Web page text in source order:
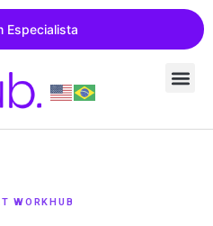
Especialista
WORKHUB